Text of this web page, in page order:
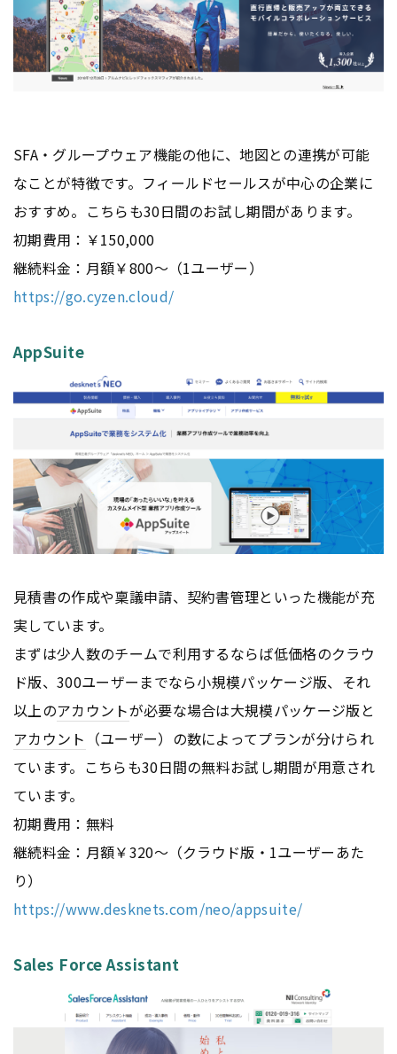
SFA・グループウェア機能の他に、地図との連携が可能
なことが特徴です。フィールドセールスが中心の企業に
おすすめ。こちらも30日間のお試し期間があります。
初期費用：￥150,000
継続料金：月額￥800～（1ユーザー）
https://go.cyzen.cloud/
AppSuite
見積書の作成や稟議申請、契約書管理といった機能が充
実しています。
まずは少人数のチームで利用するならば低価格のクラウ
ド版、300ユーザーまでなら小規模パッケージ版、それ
以上のアカウントが必要な場合は大規模パッケージ版と
アカウント （ユーザー）の数によってプランが分けられ
ています。こちらも30日間の無料お試し期間が用意され
ています。
初期費用：無料
継続料金：月額￥320～（クラウド版・1ユーザーあた
り）
https://www.desknets.com/neo/appsuite/
Sales Force Assistant